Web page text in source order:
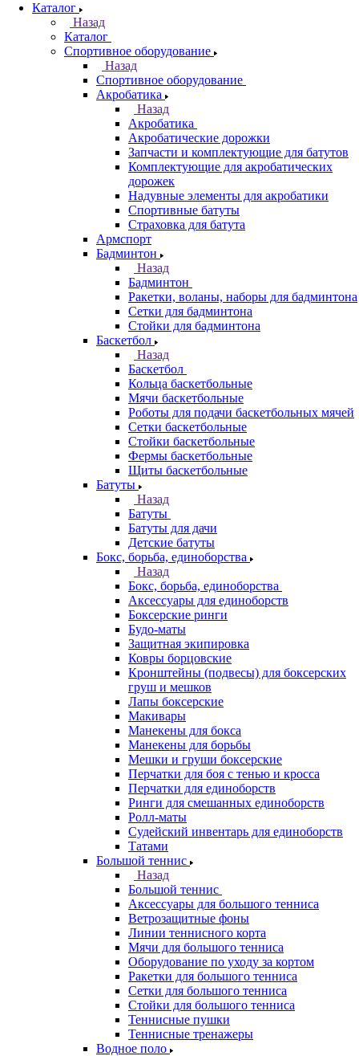
Каталог
Назад
Каталог
Спортивное оборудование
Назад
Спортивное оборудование
Акробатика
Назад
Акробатика
Акробатические дорожки
Запчасти и комплектующие для батутов
Комплектующие для акробатических
дорожек
Надувные элементы для акробатики
Спортивные батуты
Страховка для батута
Армспорт
Бадминтон
Назад
Бадминтон
Ракетки, воланы, наборы для бадминтона
Сетки для бадминтона
Стойки для бадминтона
Баскетбол
Назад
Баскетбол
Кольца баскетбольные
Мячи баскетбольные
Роботы для подачи баскетбольных мячей
Сетки баскетбольные
Стойки баскетбольные
Фермы баскетбольные
Щиты баскетбольные
Батуты
Назад
Батуты
Батуты для дачи
Детские батуты
Бокс, борьба, единоборства
Назад
Бокс, борьба, единоборства
Аксессуары для единоборств
Боксерские ринги
Будо-маты
Защитная экипировка
Ковры борцовские
Кронштейны (подвесы) для боксерских
груш и мешков
Лапы боксерские
Макивары
Манекены для бокса
Манекены для борьбы
Мешки и груши боксерские
Перчатки для боя с тенью и кросса
Перчатки для единоборств
Ринги для смешанных единоборств
Ролл-маты
Судейский инвентарь для единоборств
Татами
Большой теннис
Назад
Большой теннис
Аксессуары для большого тенниса
Ветрозащитные фоны
Линии теннисного корта
Мячи для большого тенниса
Оборудование по уходу за кортом
Ракетки для большого тенниса
Сетки для большого тенниса
Стойки для большого тенниса
Теннисные пушки
Теннисные тренажеры
Водное поло